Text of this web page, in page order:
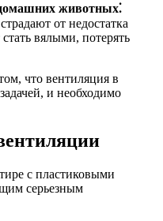
животных⁚
от недостатка
вялыми, потерять
что вентиляция в
и необходимо
с пластиковыми
серьезным